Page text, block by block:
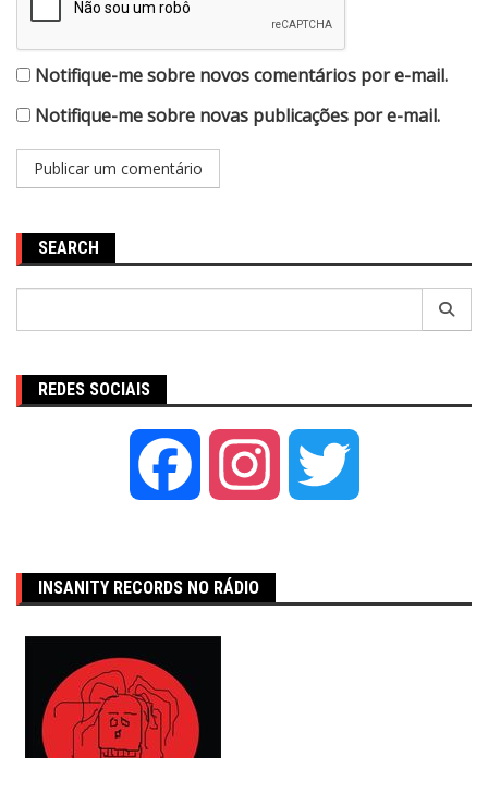
Notifique-me sobre novos comentários por e-mail.
Notifique-me sobre novas publicações por e-mail.
SEARCH
REDES SOCIAIS
Facebook Instagram
INSANITY RECORDS NO RÁDIO